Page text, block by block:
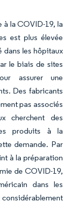
à la COVID-19, la
est plus élevée
dans les hôpitaux
le biais de sites
assurer une
Des fabricants
pas associés
cherchent des
produits à la
demande. Par
à la préparation
de COVID-19,
dans les